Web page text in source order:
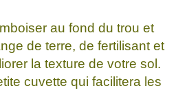
au fond du trou et
de terre, de fertilisant et
la texture de votre sol.
cuvette qui facilitera les